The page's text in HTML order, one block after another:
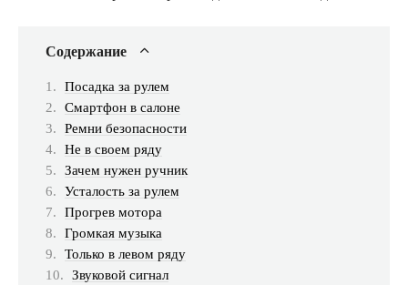
Содержание
Посадка за рулем
Смартфон в салоне
Ремни безопасности
Не в своем ряду
Зачем нужен ручник
Усталость за рулем
Прогрев мотора
Громкая музыка
Только в левом ряду
Звуковой сигнал